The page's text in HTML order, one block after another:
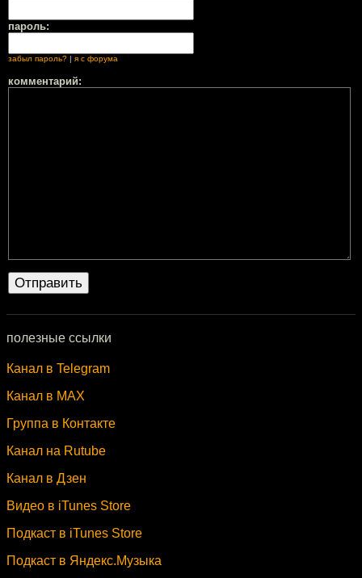
пароль:
забыл пароль? | я с форума
комментарий:
полезные ссылки
Канал в Telegram
Канал в MAX
Группа в Контакте
Канал на Rutube
Канал в Дзен
Видео в iTunes Store
Подкаст в iTunes Store
Подкаст в Яндекс.Музыка